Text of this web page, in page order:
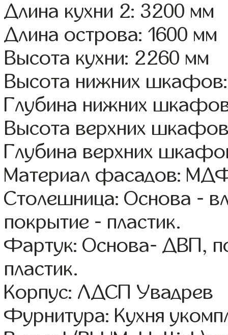
Длина кухни 2: 3200 мм
Длина острова: 1600 мм
Высота кухни: 2260 мм
Высота нижних
Глубина нижних
Высота верхних
Глубина верхних
Материал фасадов:
Столешница: Основа -
покрытие - пластик.
Фартук: Основа- ДВП,
пластик.
Корпус: ЛДСП Увадрев
Фурнитура: Кухня